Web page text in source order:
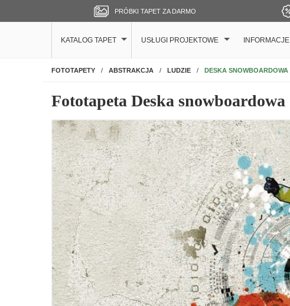
PRÓBKI TAPET ZA DARMO
KATALOG TAPET USŁUGI PROJEKTOWE INFORMACJE
FOTOTAPETYNA ŚCIANĘ
ABSTRAKCJA LUDZIE DESKA SNOWBOARDOWA
Fototapeta Deska snowboardowa